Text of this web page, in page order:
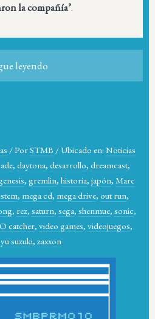
la compañía’.
leyendo
/PorSTMB / Ubicado en: Noticias
, daytona, desarrollo, dreamcast,
, gremlin, historia, japón, Marc
, mega cd, mega drive, out run,
, rez, saturn, sega, shenmue, sonic,
catcher, video games, videojuegos,
yu suzuki, zaxxon